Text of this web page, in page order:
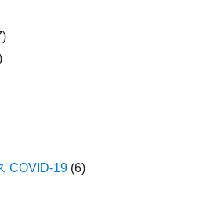
COVID-19 (6)